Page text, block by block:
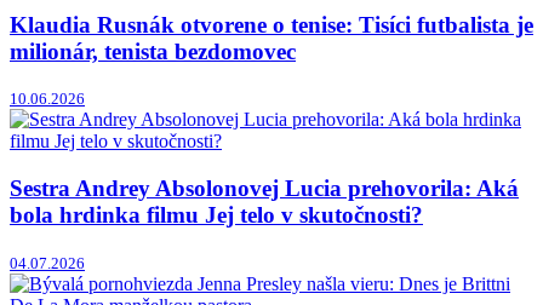
Klaudia Rusnák otvorene o tenise: Tisíci futbalista je
milionár, tenista bezdomovec
10.06.2026
Sestra Andrey Absolonovej Lucia prehovorila: Aká
bola hrdinka filmu Jej telo v skutočnosti?
04.07.2026